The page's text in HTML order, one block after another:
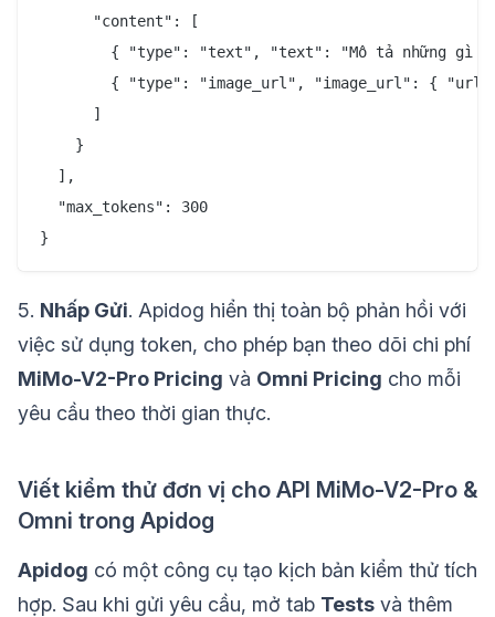
      "content": [
{ "type": "text", "text": "Mô tả những gì
{ "type": "image_url", "image_url": {
      ]
    }
  ],
  "max_tokens": 300
}
5. Nhấp Gửi. Apidog hiển thị toàn bộ phản hồi với
việc sử dụng token, cho phép bạn theo dõi chi phí
MiMo-V2-Pro Pricing và Omni Pricing cho mỗi
yêu cầu theo thời gian thực.
Viết kiểm thử đơn vị cho API MiMo-V2-Pro &
Omni trong Apidog
Apidog có một công cụ tạo kịch bản kiểm thử tích
hợp. Sau khi gửi yêu cầu, mở tab Tests và thêm